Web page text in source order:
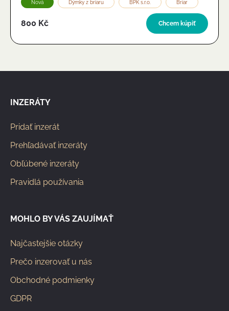
Nová Dýmky z briaru BPK s.r.o. Briar
800 Kč Chcem kúpiť
INZERÁTY
Pridať inzerát
Prehľadávať inzeráty
Obľúbené inzeráty
Pravidlá používania
MOHLO BY VÁS ZAUJÍMAŤ
Najčastejšie otázky
Prečo inzerovať u nás
Obchodné podmienky
GDPR